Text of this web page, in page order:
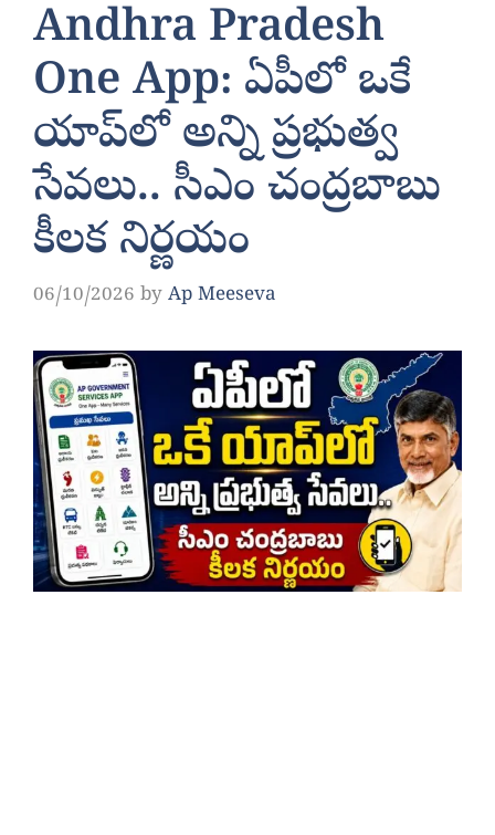
Andhra Pradesh
One App: ఏపీలో ఒకే
యాప్‌లో అన్ని ప్రభుత్వ
సేవలు.. సీఎం చంద్రబాబు
కీలక నిర్ణయం
06/10/2026 by Ap Meeseva